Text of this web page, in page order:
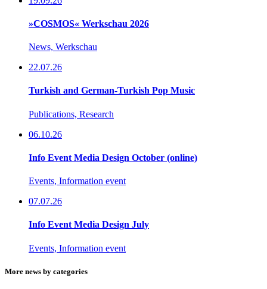
»COSMOS« Werkschau 2026
News, Werkschau
22.07.26
Turkish and German-Turkish Pop Music
Publications, Research
06.10.26
Info Event Media Design October (online)
Events, Information event
07.07.26
Info Event Media Design July
Events, Information event
More news by categories